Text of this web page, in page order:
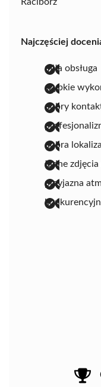
Racibórz
Najczęściej
miła obsługa
szybkie
dobry
dobra
ładne
przyjazna